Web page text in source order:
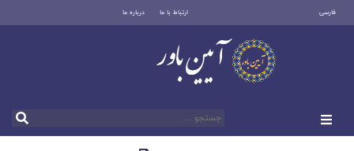
فارسی ارتباط با ما درباره ما